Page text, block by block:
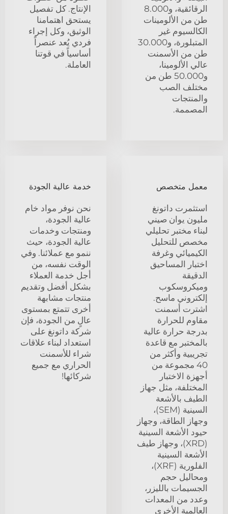
الرقائقية، و8.000
طن من الألومينات
الكالسيوم غير
المتبلورة، و30.000
طن من الأسمنت
عالي الألومينا،
و50.000 طن من
مختلف الصب
والمنتجات
المصممة.
الإنتاج. كل تفصيل
يستحق اهتمامنا
الوثيق، وكل إجراء
فردي يُعد عنصراً
أساسياً في قوتنا
العاملة.
معمل متخصص
استثمرت داتونغ
مليون يوان صيني
لبناء مختبر تحليلي
مخصص للتحليل
الكيميائي وغرفة
اختبار المساحيق
الدقيقة
وميكروسكوب
إلكتروني ماسح.
اشترت أسمنت
مقاوم للحرارة
بدرجة حرارة عالية
بالمختبر مع قاعدة
تجريبية وأكثر من
40 مجموعة من
أجهزة الاختبار
المختلفة، مثل جهاز
الطيف بالأشعة
السينية (SEM)،
وجهاز الطاقة، وجهاز
حيود الأشعة السينية
(XRD)، وجهاز طيف
الأشعة السينية
الفلورية (XRF)،
ومحاليل حجم
الجسيمات بالليزر،
وعدد من المعدات
العالمية الأخرى
خدمة عالية الجودة
نحن نوفر مواد خام
عالية الجودة،
ومنتجات وخدمات
عالية الجودة، حيث
ننمو مع عملائنا. وفي
الوقت نفسه، من
أجل خدمة العملاء
بشكل أفضل وتقديم
منتجات مشابهة
أخرى تتمتع بمستوى
عالٍ من الجودة، فإن
شركة داتونغ على
استعداد لبناء علاقات
شراء للأسمنت
الحراري مع جميع
شركائها!